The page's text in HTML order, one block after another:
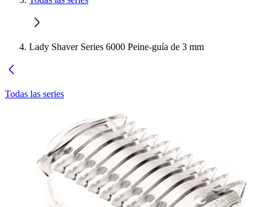
Lady Shaver Series 6000 Peine-guía de 3 mm
Todas las series